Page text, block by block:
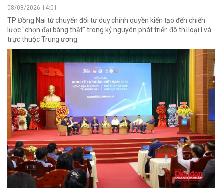
08/08/2026 14:01
TP Đồng Nai từ chuyển đổi tư duy chính quyền kiến tạo đến chiến
lược "chọn đại bàng thật" trong kỷ nguyên phát triển đô thị loại I và
trực thuộc Trung ương.